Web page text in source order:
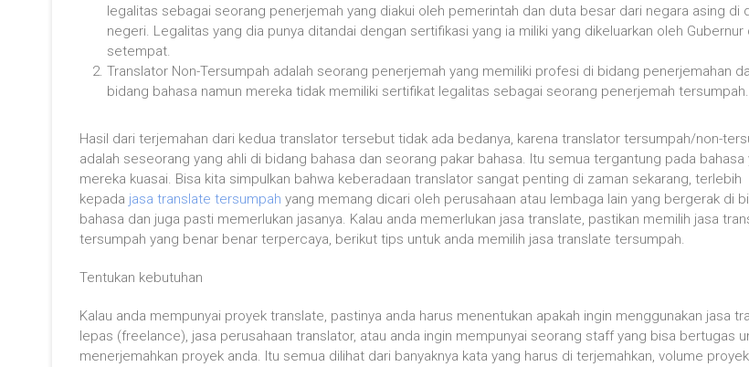
legalitas sebagai seorang penerjemah yang diakui oleh pemerintah dan duta besar dari negara asing di
negeri. Legalitas yang dia punya ditandai dengan sertifikasi yang ia miliki yang dikeluarkan oleh Gubernur
setempat.
Translator Non-Tersumpah adalah seorang penerjemah yang memiliki profesi di bidang penerjemahan
bidang bahasa namun mereka tidak memiliki sertifikat legalitas sebagai seorang penerjemah tersumpah.
Hasil dari terjemahan dari kedua translator tersebut tidak ada bedanya, karena translator tersumpah/non-
adalah seseorang yang ahli di bidang bahasa dan seorang pakar bahasa. Itu semua tergantung pada bahasa
mereka kuasai. Bisa kita simpulkan bahwa keberadaan translator sangat penting di zaman sekarang, terlebih
kepada jasa translate tersumpah yang memang dicari oleh perusahaan atau lembaga lain yang bergerak di
bahasa dan juga pasti memerlukan jasanya. Kalau anda memerlukan jasa translate, pastikan memilih jasa
tersumpah yang benar benar terpercaya, berikut tips untuk anda memilih jasa translate tersumpah.
Tentukan kebutuhan
Kalau anda mempunyai proyek translate, pastinya anda harus menentukan apakah ingin menggunakan jasa
lepas (freelance), jasa perusahaan translator, atau anda ingin mempunyai seorang staff yang bisa bertugas
menerjemahkan proyek anda. Itu semua dilihat dari banyaknya kata yang harus di terjemahkan, volume proyek